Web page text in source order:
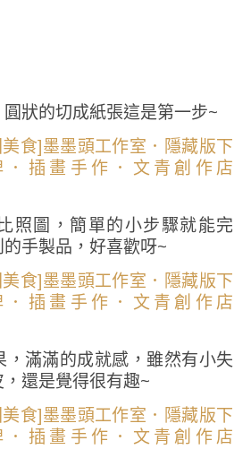
狀的切成紙張這是第一步~
照圖，簡單的小步驟就能完
手製品，好喜歡呀~
滿滿的成就感，雖然有小失
還是覺得很有趣~